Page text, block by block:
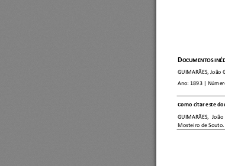
D OCUMENTOS
GUIMARÃES,
Ano: 1893 |
C omo citar este
GUIMARÃES,
Mosteiro de